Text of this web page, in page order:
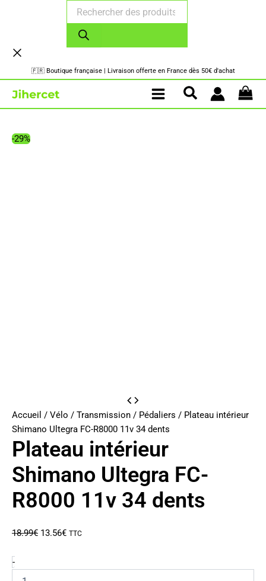
produits
🇫🇷 Boutique française | Livraison offerte en France dès 50€ d'achat
-29%
Accueil / Vélo / Transmission / Pédaliers / Plateau intérieur
Shimano Ultegra FC-R8000 11v 34 dents
Plateau intérieur
Shimano Ultegra FC-
R8000 11v 34 dents
18.99€ Le
13.56€Le
TTC
-quantité
de